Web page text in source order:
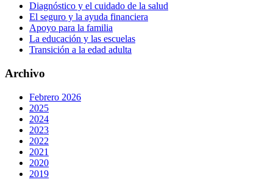
Diagnóstico y el cuidado de la salud
El seguro y la ayuda financiera
Apoyo para la familia
La educación y las escuelas
Transición a la edad adulta
Archivo
Febrero 2026
2025
2024
2023
2022
2021
2020
2019